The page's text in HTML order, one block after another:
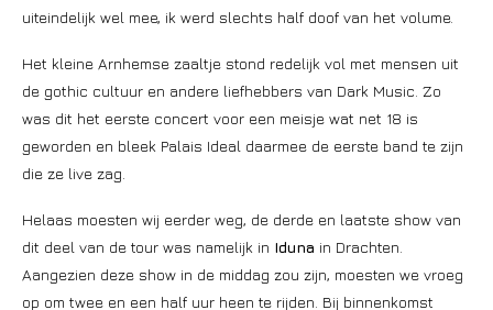
uiteindelijk wel mee, ik werd slechts half doof van het volume.
Het kleine Arnhemse zaaltje stond redelijk vol met mensen uit
de gothic cultuur en andere liefhebbers van Dark Music. Zo
was dit het eerste concert voor een meisje wat net 18 is
geworden en bleek Palais Ideal daarmee de eerste band te zijn
die ze live zag.
Helaas moesten wij eerder weg, de derde en laatste show van
dit deel van de tour was namelijk in Iduna in Drachten.
Aangezien deze show in de middag zou zijn, moesten we vroeg
op om twee en een half uur heen te rijden. Bij binnenkomst